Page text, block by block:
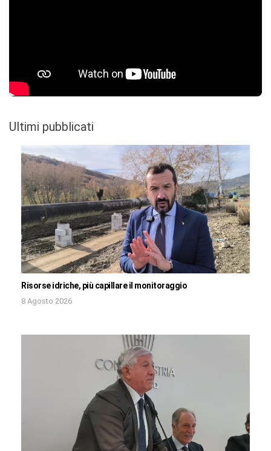
Ultimi pubblicati
Risorse idriche, più capillare il monitoraggio
8 Agosto 2026